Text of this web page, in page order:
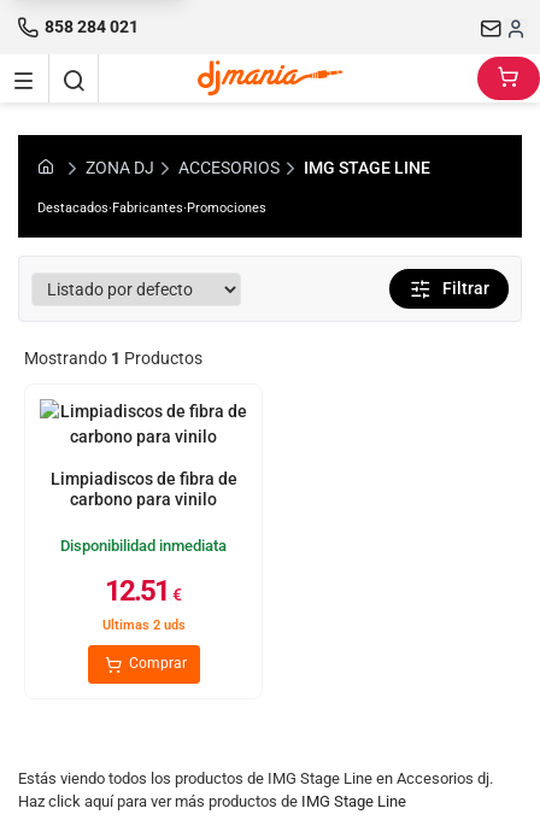
858 284 021
ZONA DJ ACCESORIOS IMG STAGE LINE
Destacados·Fabricantes·Promociones
Filtrar
Mostrando 1 Productos
Limpiadiscos de fibra de
carbono para vinilo
Disponibilidad inmediata
12.51 €
Ultimas 2 uds
Comprar
Estás viendo todos los productos de IMG Stage Line en Accesorios dj.
Haz click aquí para ver más productos de IMG Stage Line